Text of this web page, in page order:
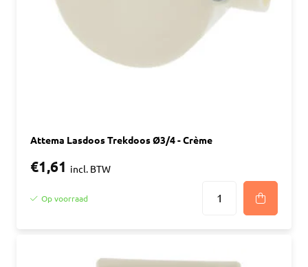
Attema Lasdoos Trekdoos Ø3/4 - Crème
€1,61 incl. BTW
Op voorraad